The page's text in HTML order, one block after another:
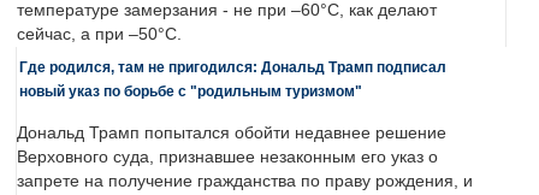
температуре замерзания - не при –60°C, как делают
сейчас, а при –50°C.
Где родился, там не пригодился: Дональд Трамп подписал
новый указ по борьбе с "родильным туризмом"
Дональд Трамп попытался обойти недавнее решение
Верховного суда, признавшее незаконным его указ о
запрете на получение гражданства по праву рождения, и